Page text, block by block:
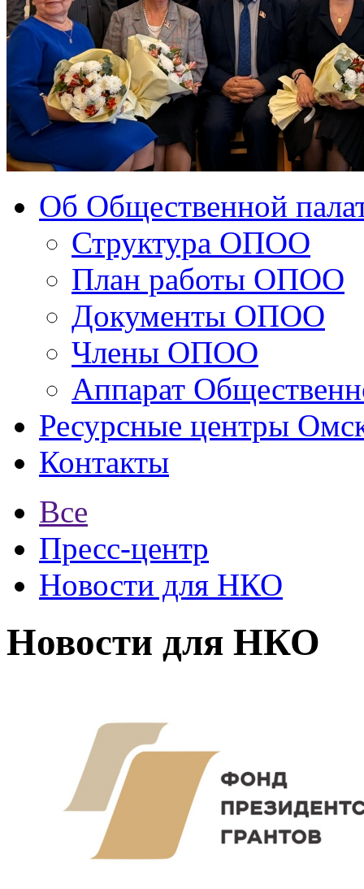
Об Общественной
Структура ОПОО
План работы ОПОО
Документы ОПОО
Члены ОПОО
Аппарат
Ресурсные центры
Контакты
Все
Пресс-центр
Новости для НКО
Новости для НКО